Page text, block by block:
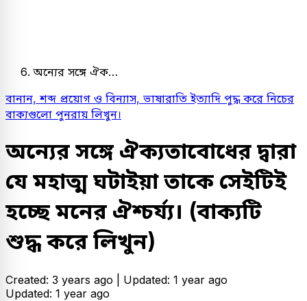
অন্যের সঙ্গে ঐক…
বানান, শব্দ প্রয়ােগ ও বিন্যাস, ভাষারাতি ইত্যাদি পুদ্ধ করে নিচের
বাক্যগুলাে পুনরায় লিখুন।
অন্যের সঙ্গে ঐক্যতাবােধের দ্বারা
যে মহাত্ম ঘটাইয়া তাকে সেইটিই
হচ্ছে মনের ঐশ্চর্য্য। (বাক্যটি
শুদ্ধ করে লিখুন)
Created: 3 years ago | Updated: 1 year ago
Updated: 1 year ago